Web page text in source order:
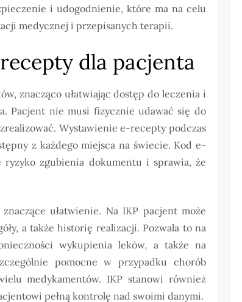
i udogodnienie, które ma na celu
medycznej i przepisanych terapii.
dla pacjenta
znacząco ułatwiając dostęp do leczenia i
Pacjent nie musi fizycznie udawać się do
Wystawienie e-recepty podczas
z każdego miejsca na świecie. Kod e-
zgubienia dokumentu i sprawia, że
ułatwienie. Na IKP pacjent może
a także historię realizacji. Pozwala to na
wykupienia leków, a także na
pomocne w przypadku chorób
medykamentów. IKP stanowi również
pełną kontrolę nad swoimi danymi.